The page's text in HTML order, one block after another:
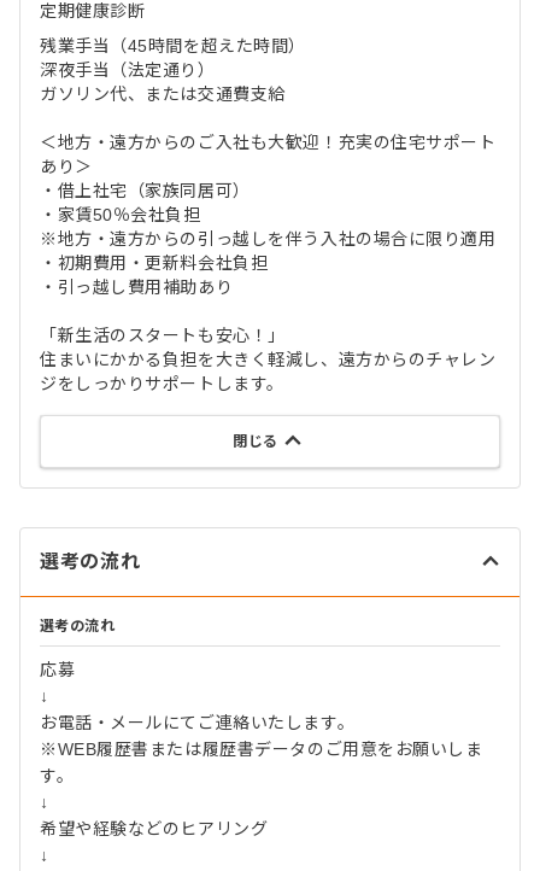
定期健康診断
残業手当（45時間を超えた時間）
深夜手当（法定通り）
ガソリン代、または交通費支給
＜地方・遠方からのご入社も大歓迎！充実の住宅サポート
あり＞
・借上社宅（家族同居可）
・家賃50％会社負担
※地方・遠方からの引っ越しを伴う入社の場合に限り適用
・初期費用・更新料会社負担
・引っ越し費用補助あり
「新生活のスタートも安心！」
住まいにかかる負担を大きく軽減し、遠方からのチャレン
ジをしっかりサポートします。
閉じる
選考の流れ
選考の流れ
応募
↓
お電話・メールにてご連絡いたします。
※WEB履歴書または履歴書データのご用意をお願いしま
す。
↓
希望や経験などのヒアリング
↓